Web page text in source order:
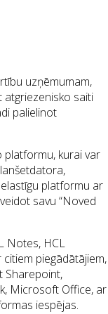
uzņēmumam,
atgriezenisko saiti
palielinot
platformu, kurai var
platformu ar
savu “Noved
Notes, HCL
piegādātājiem,
Sharepoint,
Microsoft Office, ar
iespējas.